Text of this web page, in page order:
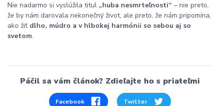
Nie nadarmo si vyslúžila titul „huba nesmrteľnosti“ – nie preto,
že by nám darovala nekonečný život, ale preto, že nám pripomína,
ako žiť dlho, múdro a v hlbokej harmónii so sebou aj so
svetom.
Páčil sa vám článok? Zdieľajte ho s priateľmi
Facebook Twitter